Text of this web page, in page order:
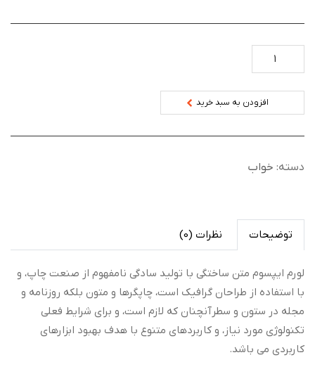
افزودن به سبد خرید
دسته: خواب
توضیحات نظرات (0)
لورم ایپسوم متن ساختگی با تولید سادگی نامفهوم از صنعت چاپ، و
با استفاده از طراحان گرافیک است، چاپگرها و متون بلکه روزنامه و
مجله در ستون و سطرآنچنان که لازم است، و برای شرایط فعلی
تکنولوژی مورد نیاز، و کاربردهای متنوع با هدف بهبود ابزارهای
کاربردی می باشد.